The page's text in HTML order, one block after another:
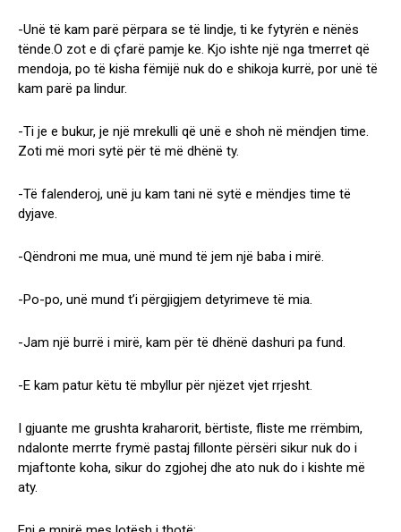
-Unë të kam parë përpara se të lindje, ti ke fytyrën e nënës
tënde.O zot e di çfarë pamje ke. Kjo ishte një nga tmerret që
mendoja, po të kisha fëmijë nuk do e shikoja kurrë, por unë të
kam parë pa lindur.
-Ti je e bukur, je një mrekulli që unë e shoh në mëndjen time.
Zoti më mori sytë për të më dhënë ty.
-Të falenderoj, unë ju kam tani në sytë e mëndjes time të
dyjave.
-Qëndroni me mua, unë mund të jem një baba i mirë.
-Po-po, unë mund t’i përgjigjem detyrimeve të mia.
-Jam një burrë i mirë, kam për të dhënë dashuri pa fund.
-E kam patur këtu të mbyllur për njëzet vjet rrjesht.
I gjuante me grushta kraharorit, bërtiste, fliste me rrëmbim,
ndalonte merrte frymë pastaj fillonte përsëri sikur nuk do i
mjaftonte koha, sikur do zgjohej dhe ato nuk do i kishte më
aty.